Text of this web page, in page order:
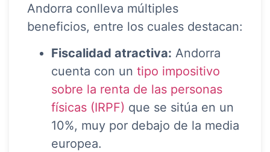
Andorra conlleva múltiples
beneficios, entre los cuales destacan:
Fiscalidad atractiva: Andorra
cuenta con un tipo impositivo
sobre la renta de las personas
físicas (IRPF) que se sitúa en un
10%, muy por debajo de la media
europea.